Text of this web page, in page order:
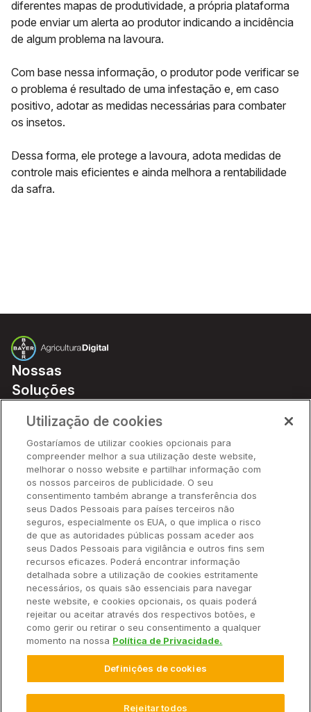
diferentes mapas de produtividade, a própria plataforma
pode enviar um alerta ao produtor indicando a incidência
de algum problema na lavoura.
Com base nessa informação, o produtor pode verificar se
o problema é resultado de uma infestação e, em caso
positivo, adotar as medidas necessárias para combater
os insetos.
Dessa forma, ele protege a lavoura, adota medidas de
controle mais eficientes e ainda melhora a rentabilidade
da safra.
Nossas
Soluções
Parceiros
Hardware
Ajuda Rápida
Recursos
Empresa
Contato
© 2025 Climate LLC. Todos os direitos reservados.
Declaração de Privacidade Perguntas e Respostas
Isenção de Responsabilidade
Utilização de cookies
Gostaríamos de utilizar cookies opcionais para
compreender melhor a sua utilização deste website,
melhorar o nosso website e partilhar informação com
os nossos parceiros de publicidade. O seu
consentimento também abrange a transferência dos
seus Dados Pessoais para países terceiros não
seguros, especialmente os EUA, o que implica o risco
de que as autoridades públicas possam aceder aos
seus Dados Pessoais para vigilância e outros fins sem
recursos eficazes. Poderá encontrar informação
detalhada sobre a utilização de cookies estritamente
necessários, os quais são essenciais para navegar
neste website, e cookies opcionais, os quais poderá
rejeitar ou aceitar através dos respectivos botões, e
como gerir ou retirar o seu consentimento a qualquer
momento na nossa Política de Privacidade.
Definições de cookies
Rejeitar todos